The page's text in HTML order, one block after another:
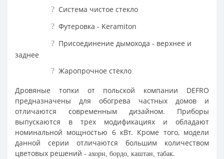
? Система чистое стекло
? Футеровка - Keramiton
? Присоединение дымохода - верхнее и
заднее
? Жаропрочное стекло
Дровяные топки от польской компании DEFRO
предназначены для обогрева частных домов и
отличаются современным дизайном. Приборы
выпускаются в трех модификациях и обладают
номинальной мощностью 6 кВт. Кроме того, модели
данной серии отличаются большим количеством
цветовых решений - ахорн, бордо, каштан, табак.